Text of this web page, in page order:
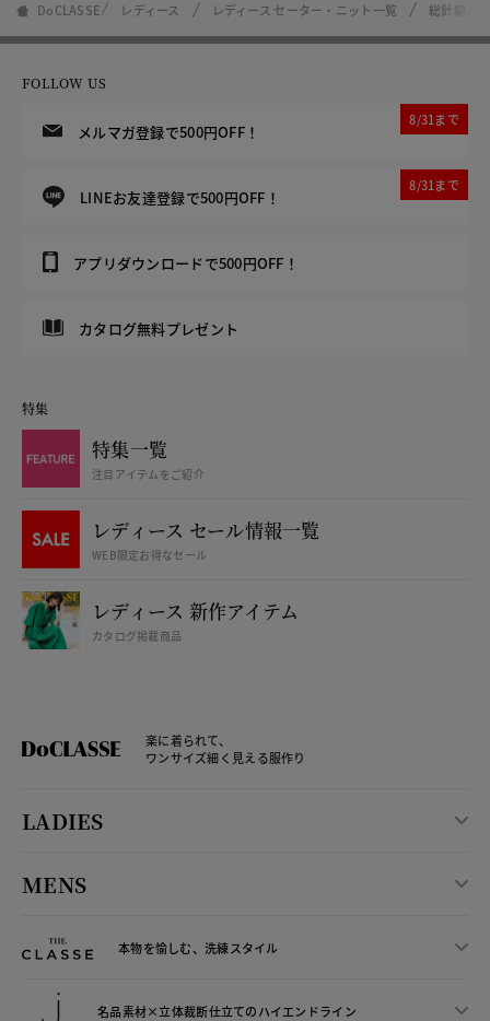
DoCLASSE レディース レディース セーター・ニット一覧 総針編み
FOLLOW US
メルマガ登録で500円OFF！
8/31まで
LINEお友達登録で500円OFF！
8/31まで
アプリダウンロードで500円OFF！
カタログ無料プレゼント
特集
特集一覧
注目アイテムをご紹介
レディース セール情報一覧
WEB限定お得なセール
レディース 新作アイテム
カタログ掲載商品
楽に着られて、
ワンサイズ細く見える服作り
LADIES
MENS
本物を愉しむ、洗練スタイル
名品素材×立体裁断仕立てのハイエンドライン